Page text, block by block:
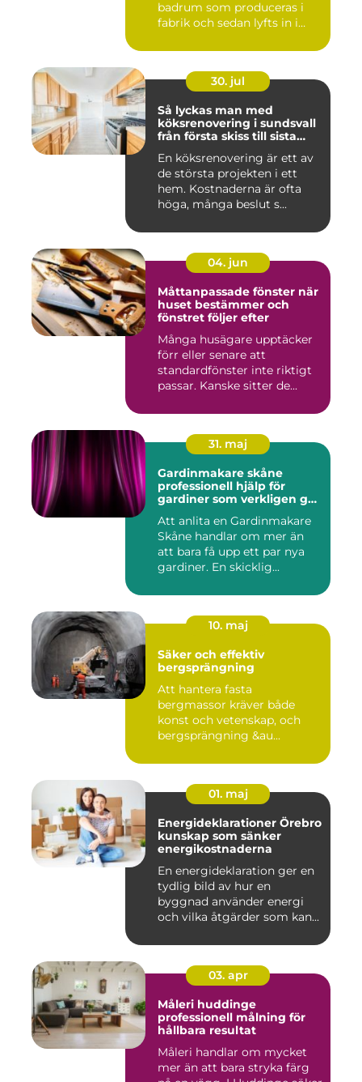
badrum som produceras i
fabrik och sedan lyfts in i
30. jul
Så lyckas man med
köksrenovering i sundsvall
från första skiss till sista
En köksrenovering är ett av
de största projekten i ett
hem. Kostnaderna är ofta
höga, många beslut s...
04. jun
Måttanpassade fönster när
huset bestämmer och
fönstret följer efter
Många husägare upptäcker
förr eller senare att
standardfönster inte riktigt
passar. Kanske sitter de...
31. maj
Gardinmakare skåne
professionell hjälp för
gardiner som verkligen gör
Att anlita en Gardinmakare
Skåne handlar om mer än
att bara få upp ett par nya
gardiner. En skicklig...
10. maj
Säker och effektiv
bergsprängning
Att hantera fasta
bergmassor kräver både
konst och vetenskap, och
bergsprängning &au...
01. maj
Energideklarationer Örebro
kunskap som sänker
energikostnaderna
En energideklaration ger en
tydlig bild av hur en
byggnad använder energi
och vilka åtgärder som kan...
03. apr
Måleri huddinge
professionell målning för
hållbara resultat
Måleri handlar om mycket
mer än att bara stryka färg